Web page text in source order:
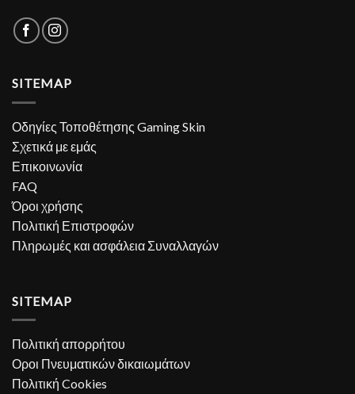
SITEMAP
Οδηγίες Τοποθέτησης Gaming Skin
Σχετικά με εμάς
Επικοινωνία
FAQ
Όροι χρήσης
Πολιτική Επιστροφών
Πληρωμές και ασφάλεια Συναλλαγών
SITEMAP
Πολιτική απορρήτου
Οροι Πνευματικών δικαιωμάτων
Πολιτική Cookies